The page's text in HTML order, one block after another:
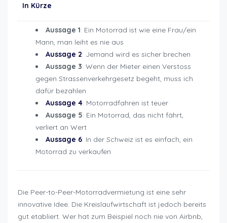
In Kürze
Aussage 1: Ein Motorrad ist wie eine Frau/ein
Mann, man leiht es nie aus
Aussage 2: Jemand wird es sicher brechen
Aussage 3: Wenn der Mieter einen Verstoss
gegen Strassenverkehrgesetz begeht, muss ich
dafür bezahlen
Aussage 4: Motorradfahren ist teuer
Aussage 5: Ein Motorrad, das nicht fährt,
verliert an Wert
Aussage 6: In der Schweiz ist es einfach, ein
Motorrad zu verkaufen
Die Peer-to-Peer-Motorradvermietung ist eine sehr
innovative Idee. Die Kreislaufwirtschaft ist jedoch bereits
gut etabliert. Wer hat zum Beispiel noch nie von Airbnb,